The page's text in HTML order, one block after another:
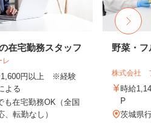
在宅勤務スタッフ
レ
1,600円以上 ※経験
よる
も在宅勤務OK（全国
、転勤なし）
野菜・
株式会社
時給
P
茨城県